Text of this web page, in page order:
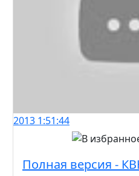
2013 1:51:44
Полная версия -